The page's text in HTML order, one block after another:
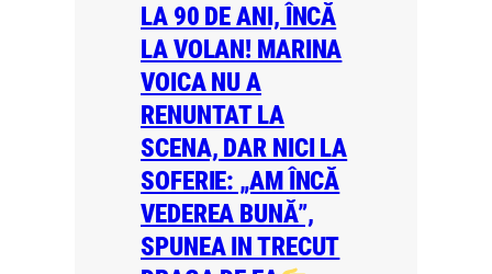
LA 90 DE ANI, ÎNCĂ
LA VOLAN! MARINA
VOICA NU A
RENUNTAT LA
SCENA, DAR NICI LA
SOFERIE: „AM ÎNCĂ
VEDEREA BUNĂ”,
SPUNEA IN TRECUT